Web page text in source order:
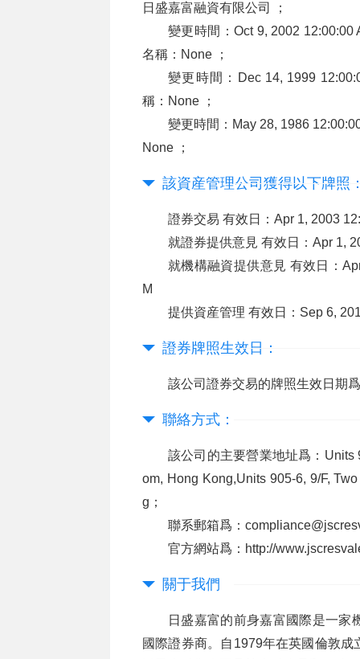
日盛嘉富融資有限公司 ；
變更時間：Oct 9, 2002
名稱：None ；
變更時間：Dec 14, 1999
稱：None ；
變更時間：May 28, 1986
None ；
該資産管理公司獲得以下牌照
證券交易 有效日：Apr 1, 2003
就證券提供意見 有效日：Apr 1,
就機構融資提供意見 有效日：
M
提供資産管理 有效日：Sep 6,
證券牌照生效日：
該公司證券交易的牌照生效日期
聯絡方式：
該公司的主要營業地址爲：Units
om, Hong Kong,Units 905-6, 9/F,
g；
聯系郵箱爲：
官方網站爲：http://
關于我們
日盛嘉富的前身嘉富國際是一家
國際證券商。自1979年在英國倫敦